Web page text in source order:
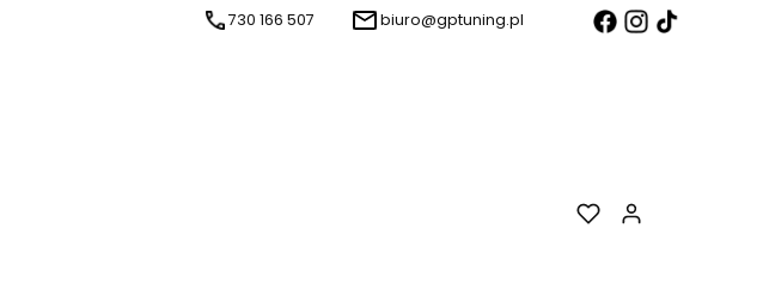
730 166 507 biuro@gptuning.pl